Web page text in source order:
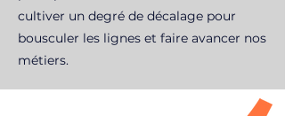
cultiver un degré de décalage pour
bousculer les lignes et faire avancer nos
métiers.